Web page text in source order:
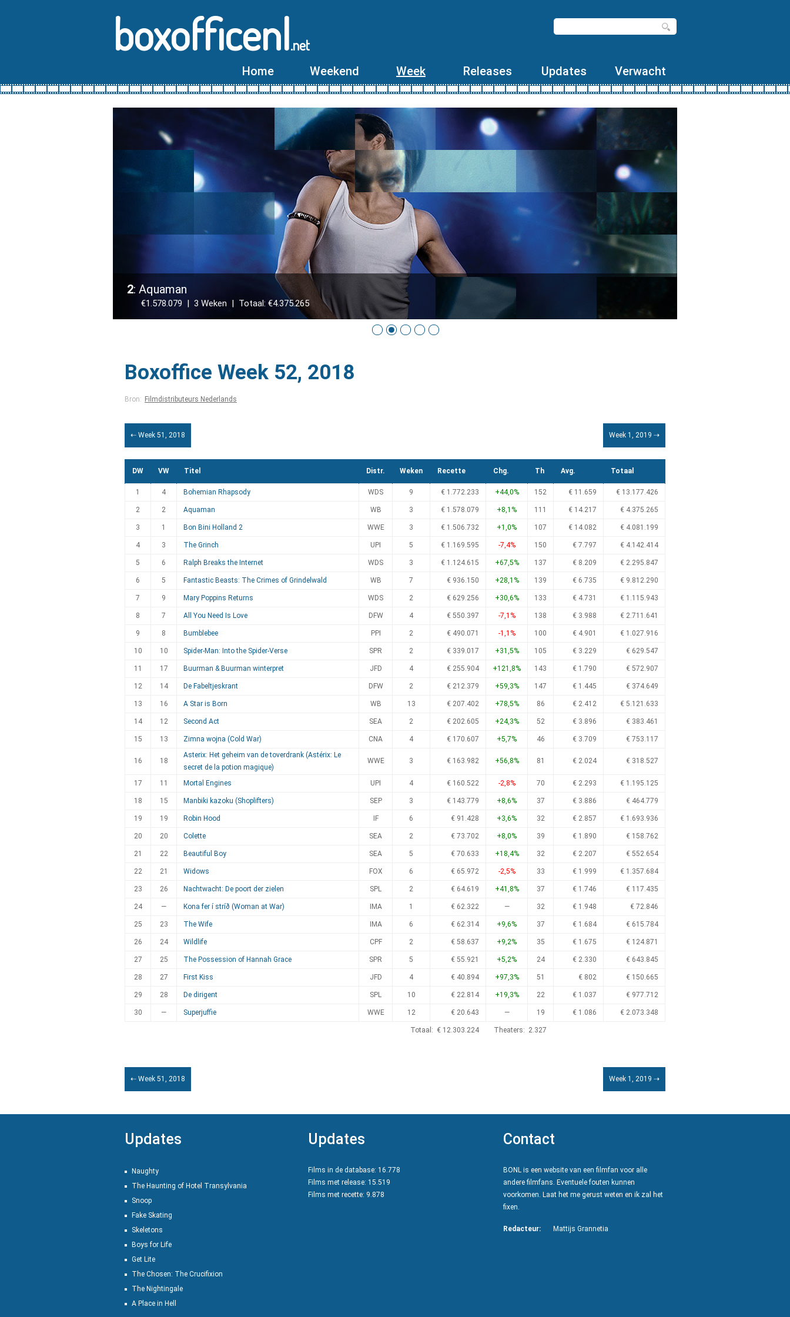
boxofficenl.net
Home Weekend Week Releases Updates Verwacht
2: Aquaman
€1.578.079 | 3 Weken | Totaal: €4.375.265
Boxoffice Week 52, 2018
Bron: Filmdistributeurs Nederlands
⇠ Week 51, 2018 Week 1, 2019 ⇢
DW VW Titel Distr. Weken Recette Chg. Th Avg. Totaal
1 4 Bohemian Rhapsody WDS 9 € 1.772.233 +44,0% 152 € 11.659 € 13.177.426
2 2 Aquaman WB 3 € 1.578.079 +8,1% 111 € 14.217 € 4.375.265
3 1 Bon Bini Holland 2 WWE 3 € 1.506.732 +1,0% 107 € 14.082 € 4.081.199
4 3 The Grinch UPI 5 € 1.169.595 -7,4% 150 € 7.797 € 4.142.414
5 6 Ralph Breaks the Internet WDS 3 € 1.124.615 +67,5% 137 € 8.209 € 2.295.847
6 5 Fantastic Beasts: The Crimes of Grindelwald WB 7 € 936.150 +28,1% 139 € 6.735 € 9.812.290
7 9 Mary Poppins Returns WDS 2 € 629.256 +30,6% 133 € 4.731 € 1.115.943
8 7 All You Need Is Love DFW 4 € 550.397 -7,1% 138 € 3.988 € 2.711.641
9 8 Bumblebee PPI 2 € 490.071 -1,1% 100 € 4.901 € 1.027.916
10 10 Spider-Man: Into the Spider-Verse SPR 2 € 339.017 +31,5% 105 € 3.229 € 629.547
11 17 Buurman & Buurman winterpret JFD 4 € 255.904 +121,8% 143 € 1.790 € 572.907
12 14 De Fabeltjeskrant DFW 2 € 212.379 +59,3% 147 € 1.445 € 374.649
13 16 A Star is Born WB 13 € 207.402 +78,5% 86 € 2.412 € 5.121.633
14 12 Second Act SEA 2 € 202.605 +24,3% 52 € 3.896 € 383.461
15 13 Zimna wojna (Cold War) CNA 4 € 170.607 +5,7% 46 € 3.709 € 753.117
16 18
Asterix: Het geheim van de toverdrank (Astérix: Le
secret de la potion magique)
WWE 3 € 163.982 +56,8% 81 € 2.024 € 318.527
17 11 Mortal Engines UPI 4 € 160.522 -2,8% 70 € 2.293 € 1.195.125
18 15 Manbiki kazoku (Shoplifters) SEP 3 € 143.779 +8,6% 37 € 3.886 € 464.779
19 19 Robin Hood IF 6 € 91.428 +3,6% 32 € 2.857 € 1.693.936
20 20 Colette SEA 2 € 73.702 +8,0% 39 € 1.890 € 158.762
21 22 Beautiful Boy SEA 5 € 70.633 +18,4% 32 € 2.207 € 552.654
22 21 Widows FOX 6 € 65.972 -2,5% 33 € 1.999 € 1.357.684
23 26 Nachtwacht: De poort der zielen SPL 2 € 64.619 +41,8% 37 € 1.746 € 117.435
24 — Kona fer í stríð (Woman at War) IMA 1 € 62.322 — 32 € 1.948 € 72.846
25 23 The Wife IMA 6 € 62.314 +9,6% 37 € 1.684 € 615.784
26 24 Wildlife CPF 2 € 58.637 +9,2% 35 € 1.675 € 124.871
27 25 The Possession of Hannah Grace SPR 5 € 55.921 +5,2% 24 € 2.330 € 643.845
28 27 First Kiss JFD 4 € 40.894 +97,3% 51 € 802 € 150.665
29 28 De dirigent SPL 10 € 22.814 +19,3% 22 € 1.037 € 977.712
30 — Superjuffie WWE 12 € 20.643 — 19 € 1.086 € 2.073.348
Totaal: € 12.303.224 Theaters: 2.327
⇠ Week 51, 2018 Week 1, 2019 ⇢
Updates
Naughty
The Haunting of Hotel Transylvania
Snoop
Fake Skating
Skeletons
Boys for Life
Get Lite
The Chosen: The Crucifixion
The Nightingale
A Place in Hell
Updates
Films in de database: 16.778
Films met release: 15.519
Films met recette: 9.878
Contact
BONL is een website van een filmfan voor alle
andere filmfans. Eventuele fouten kunnen
voorkomen. Laat het me gerust weten en ik zal het
fixen.
Redacteur: Mattijs Grannetia